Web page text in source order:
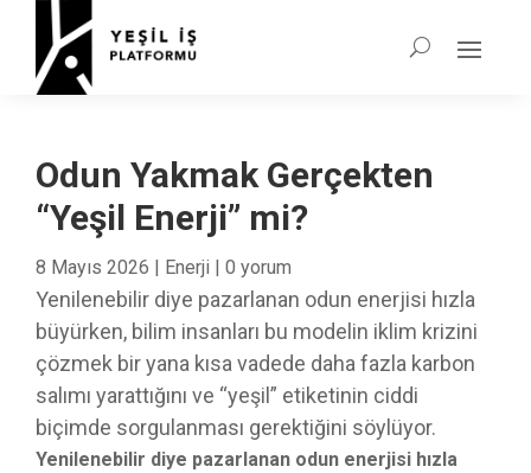
Odun Yakmak Gerçekten
“Yeşil Enerji” mi?
8 Mayıs 2026 | Enerji | 0 yorum
Yenilenebilir diye pazarlanan odun enerjisi hızla
büyürken, bilim insanları bu modelin iklim krizini
çözmek bir yana kısa vadede daha fazla karbon
salımı yarattığını ve “yeşil” etiketinin ciddi
biçimde sorgulanması gerektiğini söylüyor.
Yenilenebilir diye pazarlanan odun enerjisi hızla